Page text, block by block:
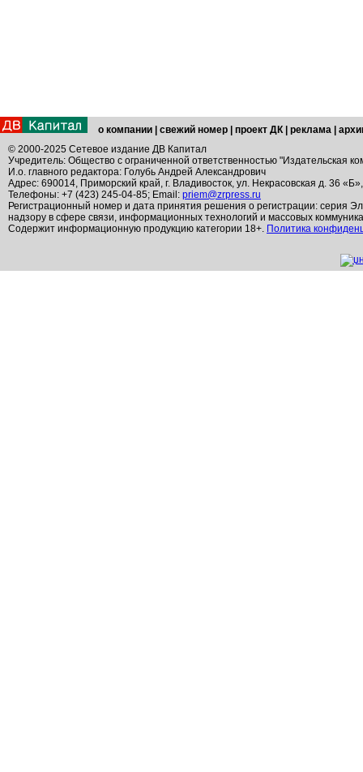
о компании свежий номер проект ДК реклама
© 2000-2025 Сетевое издание ДВ Капитал
Учредитель: Общество с ограниченной ответственностью "Издательская
И.о. главного редактора: Голубь Андрей Александрович
Адрес: 690014, Приморский край, г. Владивосток, ул. Некрасовская д. 36
Телефоны: +7 (423) 245-04-85; Email: priem@zrpress.ru
Регистрационный номер и дата принятия решения о регистрации: серия
надзору в сфере связи, информационных технологий и массовых
Содержит информационную продукцию категории 18+. Политика